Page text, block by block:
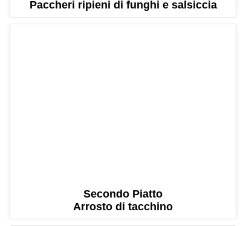
Paccheri ripieni di funghi e salsiccia
Secondo Piatto
Arrosto di tacchino